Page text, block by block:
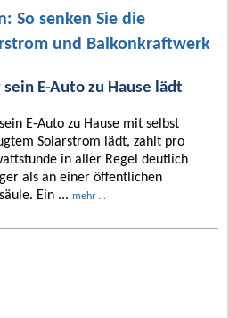
So senken Sie die
und Balkonkraftwerk
sein E-Auto zu Hause lädt
E-Auto zu Hause mit selbst
Solarstrom lädt, zahlt pro
in aller Regel deutlich
als an einer öffentlichen
Ein ... mehr ...